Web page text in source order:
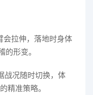
会拉伸，落地时身体
形变。
战况随时切换，体
精准策略。